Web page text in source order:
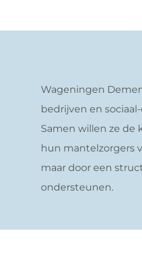
Wageningen
bedrijven en
Samen willen ze
hun mantelzorgers
maar door een
ondersteunen.